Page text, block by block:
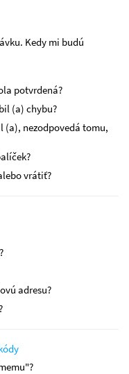
Kedy mi budú
potvrdená?
(a) chybu?
(a), nezodpovedá tomu,
vrátiť?
adresu?